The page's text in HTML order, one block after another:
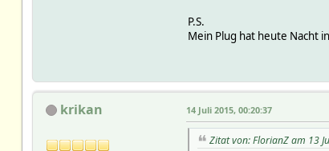
P.S.
Mein Plug hat heute Nacht
krikan 14 Juli 2015, 00:20:37
Zitat von: FlorianZ am 13